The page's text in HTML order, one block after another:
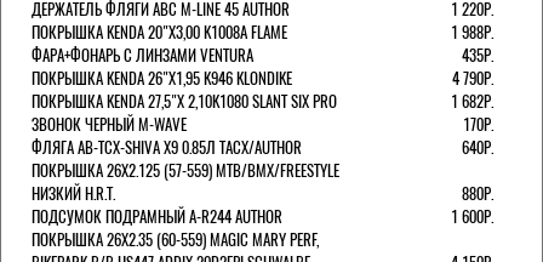
ДЕРЖАТЕЛЬ ФЛЯГИ АВС M-LINE 45 AUTHOR
1 220Р.
ПОКРЫШКА KENDA 20"Х3,00 K1008A FLAME
1 988Р.
ФАРА+ФОНАРЬ С ЛИНЗАМИ VENTURA
435Р.
ПОКРЫШКА KENDA 26"Х1,95 K946 KLONDIKE
4 790Р.
ПОКРЫШКА KENDA 27,5"Х 2,10K1080 SLANT SIX PRO
1 682Р.
ЗВОНОК ЧЕРНЫЙ M-WAVE
170Р.
ФЛЯГА AB-TCX-SHIVA X9 0.85Л TACX/AUTHOR
640Р.
ПОКРЫШКА 26X2.125 (57-559) MTB/BMX/FREESTYLE
НИЗКИЙ H.R.T.
880Р.
ПОДСУМОК ПОДРАМНЫЙ A-R244 AUTHOR
1 600Р.
ПОКРЫШКА 26X2.35 (60-559) MAGIC MARY PERF,